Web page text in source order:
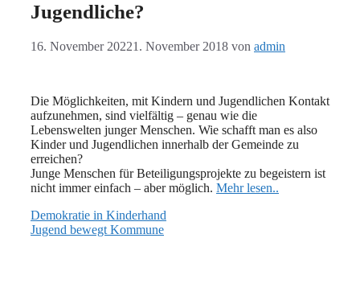
Jugendliche?
16. November 20221. November 2018 von admin
Die Möglichkeiten, mit Kindern und Jugendlichen Kontakt
aufzunehmen, sind vielfältig – genau wie die
Lebenswelten junger Menschen. Wie schafft man es also
Kinder und Jugendlichen innerhalb der Gemeinde zu
erreichen?
Junge Menschen für Beteiligungsprojekte zu begeistern ist
nicht immer einfach – aber möglich. Mehr lesen..
Demokratie in Kinderhand
Jugend bewegt Kommune